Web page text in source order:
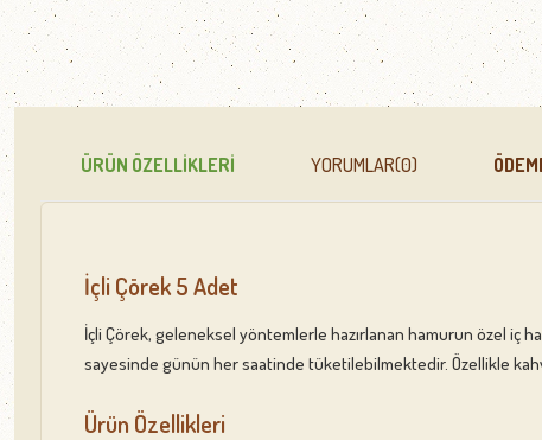
ÜRÜN ÖZELLIKLERI YORUMLAR(0)
İçli Çörek 5 Adet
İçli Çörek, geleneksel yöntemlerle hazırlanan hamurun özel iç
sayesinde günün her saatinde tüketilebilmektedir. Özellikle
Ürün Özellikleri